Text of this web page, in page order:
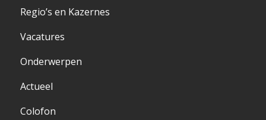
Regio’s en Kazernes
Vacatures
Onderwerpen
Actueel
Colofon